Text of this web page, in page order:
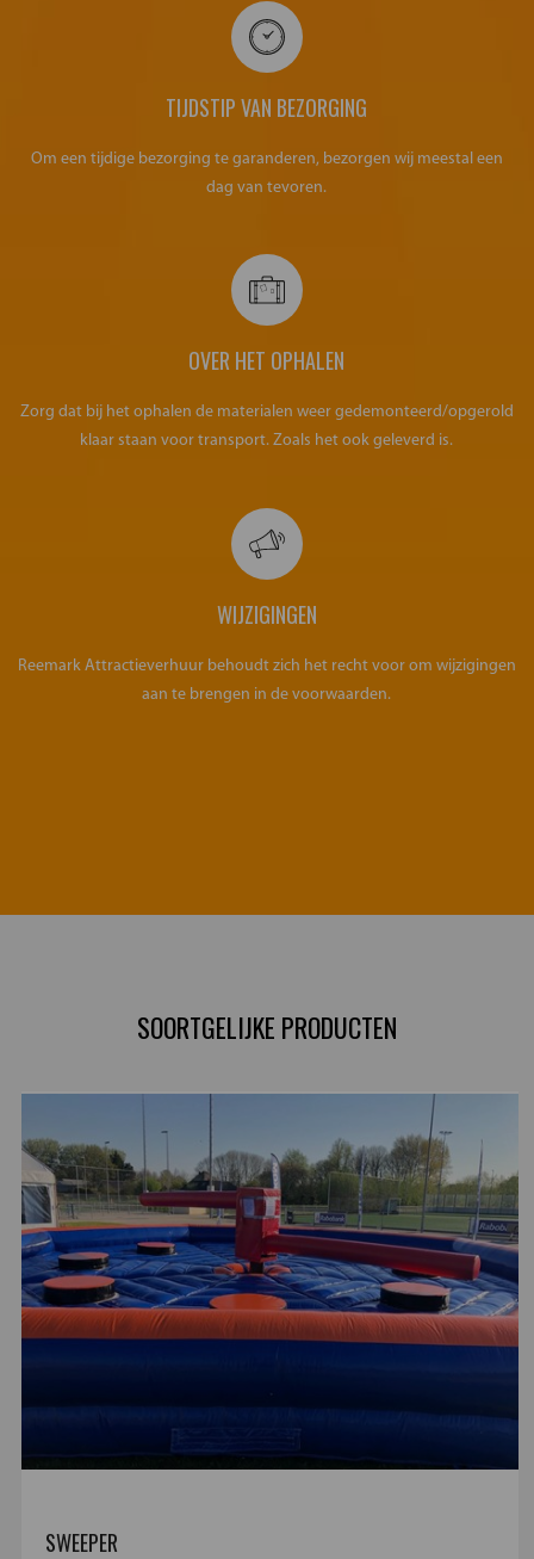
TIJDSTIP VAN BEZORGING
Om een tijdige bezorging te garanderen, bezorgen wij meestal een
dag van tevoren.
OVER HET OPHALEN
Zorg dat bij het ophalen de materialen weer gedemonteerd/opgerold
klaar staan voor transport. Zoals het ook geleverd is.
WIJZIGINGEN
Reemark Attractieverhuur behoudt zich het recht voor om wijzigingen
aan te brengen in de voorwaarden.
SOORTGELIJKE PRODUCTEN
SWEEPER